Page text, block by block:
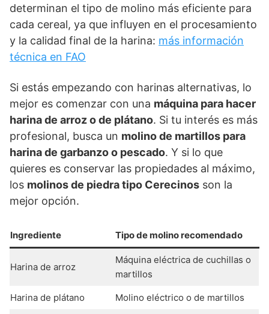
determinan el tipo de molino más eficiente para
cada cereal, ya que influyen en el procesamiento
y la calidad final de la harina: más información
técnica en FAO
Si estás empezando con harinas alternativas, lo
mejor es comenzar con una máquina para hacer
harina de arroz o de plátano. Si tu interés es más
profesional, busca un molino de martillos para
harina de garbanzo o pescado. Y si lo que
quieres es conservar las propiedades al máximo,
los molinos de piedra tipo Cerecinos son la
mejor opción.
Ingrediente Tipo de molino recomendado
Harina de arroz
Máquina eléctrica de cuchillas o
martillos
Harina de plátano Molino eléctrico o de martillos